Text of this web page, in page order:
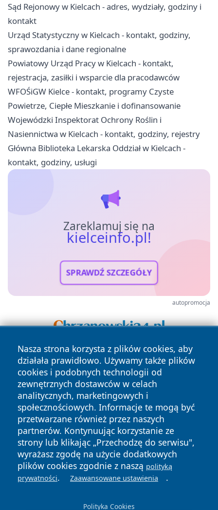
Sąd Rejonowy w Kielcach - adres, wydziały, godziny i
kontakt
Urząd Statystyczny w Kielcach - kontakt, godziny,
sprawozdania i dane regionalne
Powiatowy Urząd Pracy w Kielcach - kontakt,
rejestracja, zasiłki i wsparcie dla pracodawców
WFOŚiGW Kielce - kontakt, programy Czyste
Powietrze, Ciepłe Mieszkanie i dofinansowanie
Wojewódzki Inspektorat Ochrony Roślin i
Nasiennictwa w Kielcach - kontakt, godziny, rejestry
Główna Biblioteka Lekarska Oddział w Kielcach -
kontakt, godziny, usługi
Zareklamuj się na
kielceinfo.pl!
SPRAWDŹ SZCZEGÓŁY
autopromocja
Nasza strona korzysta z plików cookies, aby
działała prawidłowo. Używamy także plików
cookies i podobnych technologii od
zewnętrznych dostawców w celach
analitycznych, marketingowych i
społecznościowych. Informacje te mogą być
przetwarzane również przez naszych
partnerów. Kontynuując korzystanie ze
strony lub klikając „Przechodzę do serwisu",
wyrażasz zgodę na użycie dodatkowych
plików cookies zgodnie z naszą polityką
prywatności. Zaawansowane ustawienia .
Polityka Cookies
Copyright © 2026 kielceinfo.pl Wszystkie prawa zastrzeżone.
News Autorzy
Polityka
Prywatności
Polityka
Cookies